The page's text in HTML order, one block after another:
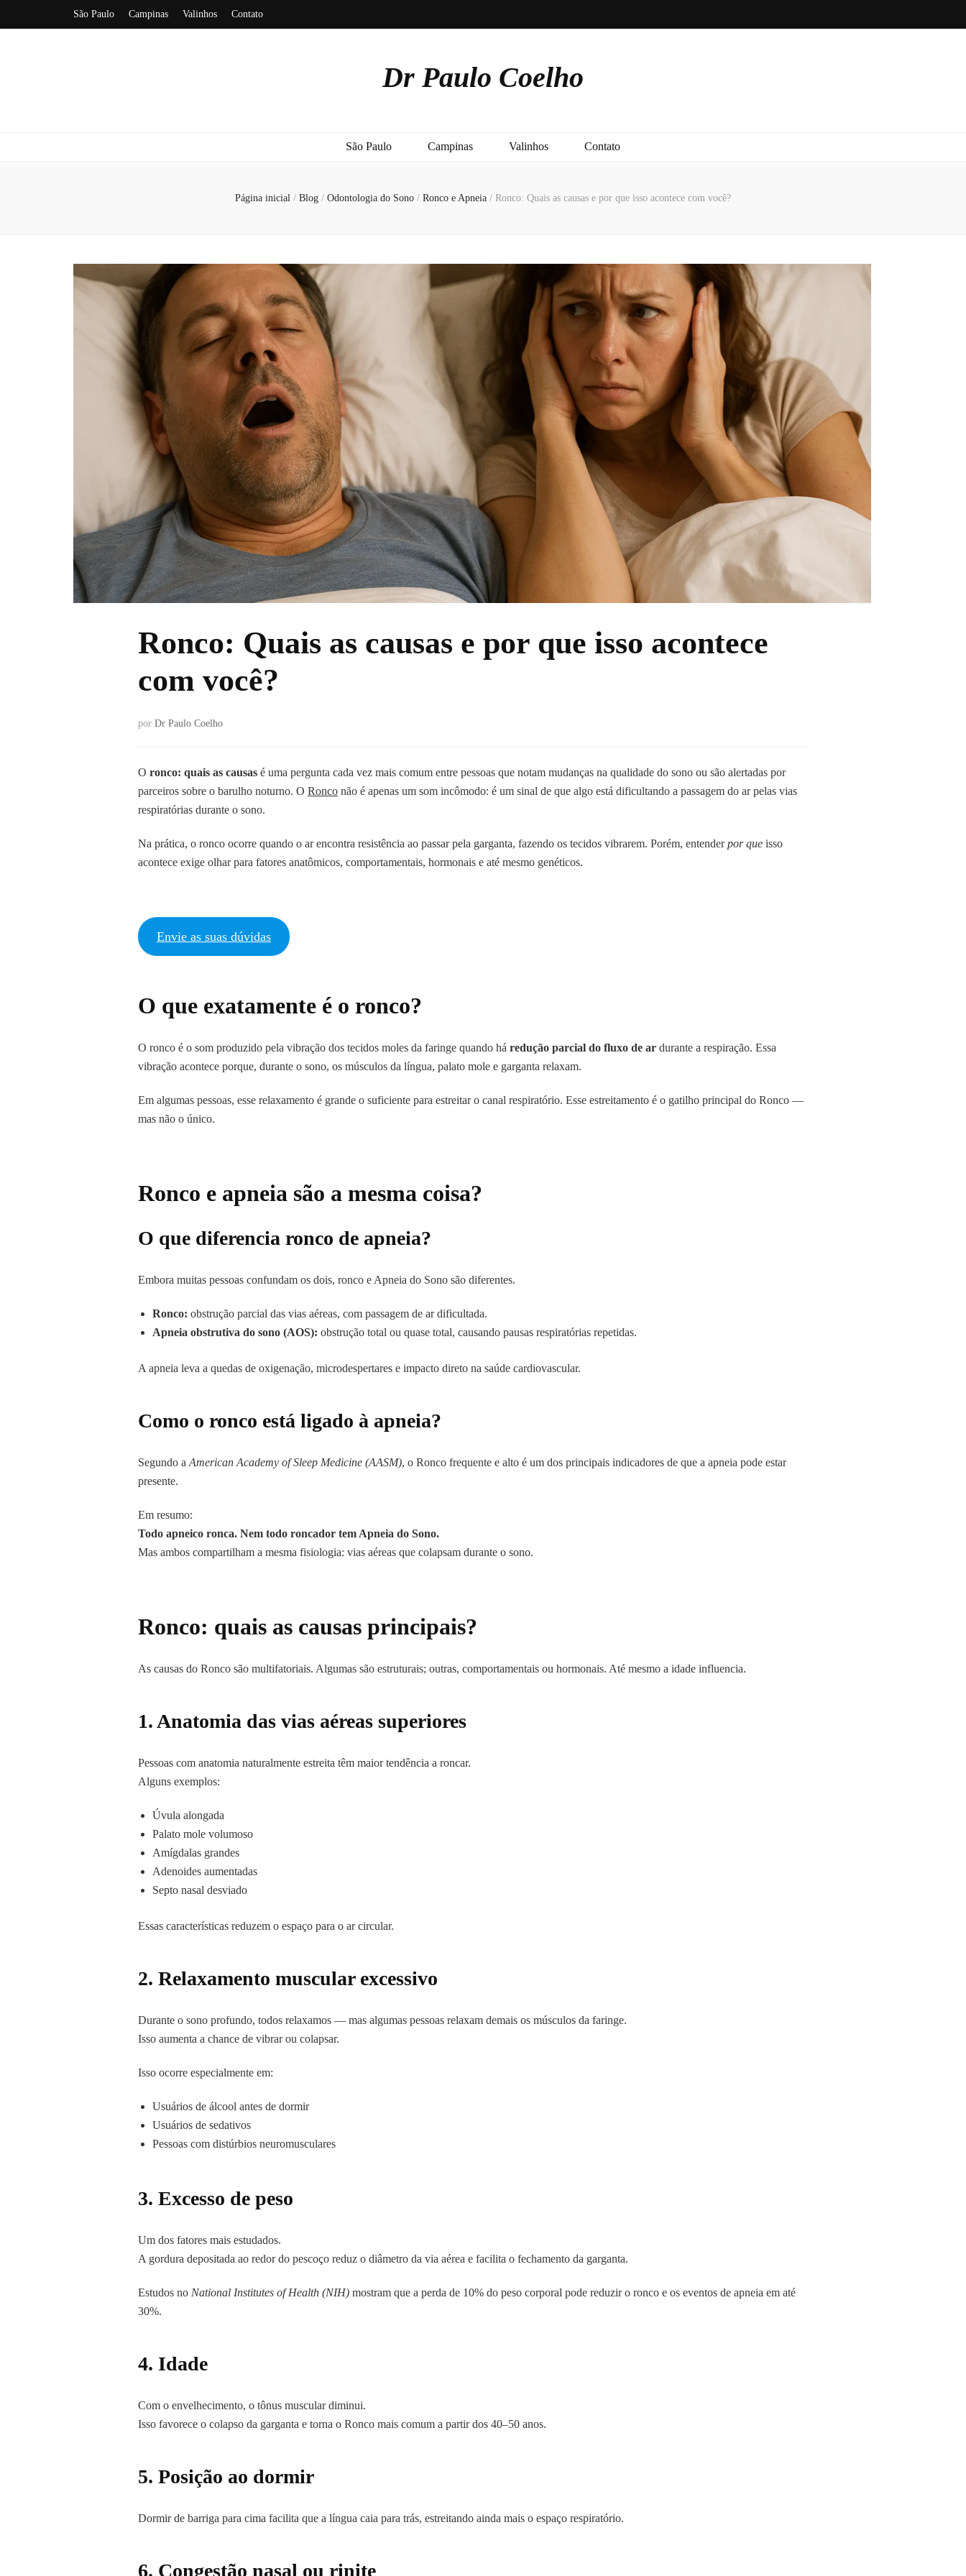
São Paulo Campinas Valinhos Contato
Dr Paulo Coelho
São Paulo Campinas Valinhos Contato
Página inicial / Blog / Odontologia do Sono / Ronco e Apneia / Ronco: Quais as causas e por que isso acontece com você?
Ronco: Quais as causas e por que isso acontece
com você?
por Dr Paulo Coelho
O ronco: quais as causas é uma pergunta cada vez mais comum entre pessoas que notam mudanças na qualidade do sono ou são alertadas por
parceiros sobre o barulho noturno. O Ronco não é apenas um som incômodo: é um sinal de que algo está dificultando a passagem do ar pelas vias
respiratórias durante o sono.
Na prática, o ronco ocorre quando o ar encontra resistência ao passar pela garganta, fazendo os tecidos vibrarem. Porém, entenderpor que isso
acontece exige olhar para fatores anatômicos, comportamentais, hormonais e até mesmo genéticos.
Envie as suas dúvidas
O que exatamente é o ronco?
O ronco é o som produzido pela vibração dos tecidos moles da faringe quando há redução parcial do fluxo de ar durante a respiração. Essa
vibração acontece porque, durante o sono, os músculos da língua, palato mole e garganta relaxam.
Em algumas pessoas, esse relaxamento é grande o suficiente para estreitar o canal respiratório. Esse estreitamento é o gatilho principal do Ronco —
mas não o único.
Ronco e apneia são a mesma coisa?
O que diferencia ronco de apneia?
Embora muitas pessoas confundam os dois, ronco e Apneia do Sono são diferentes.
Ronco: obstrução parcial das vias aéreas, com passagem de ar dificultada.
Apneia obstrutiva do sono (AOS): obstrução total ou quase total, causando pausas respiratórias repetidas.
A apneia leva a quedas de oxigenação, microdespertares e impacto direto na saúde cardiovascular.
Como o ronco está ligado à apneia?
Segundo aAmerican Academy of Sleep Medicine (AASM), o Ronco frequente e alto é um dos principais indicadores de que a apneia pode estar
presente.
Em resumo:
Todo apneico ronca. Nem todo roncador tem Apneia do Sono.
Mas ambos compartilham a mesma fisiologia: vias aéreas que colapsam durante o sono.
Ronco: quais as causas principais?
As causas do Ronco são multifatoriais. Algumas são estruturais; outras, comportamentais ou hormonais. Até mesmo a idade influencia.
1. Anatomia das vias aéreas superiores
Pessoas com anatomia naturalmente estreita têm maior tendência a roncar.
Alguns exemplos:
Úvula alongada
Palato mole volumoso
Amígdalas grandes
Adenoides aumentadas
Septo nasal desviado
Essas características reduzem o espaço para o ar circular.
2. Relaxamento muscular excessivo
Durante o sono profundo, todos relaxamos — mas algumas pessoas relaxam demais os músculos da faringe.
Isso aumenta a chance de vibrar ou colapsar.
Isso ocorre especialmente em:
Usuários de álcool antes de dormir
Usuários de sedativos
Pessoas com distúrbios neuromusculares
3. Excesso de peso
Um dos fatores mais estudados.
A gordura depositada ao redor do pescoço reduz o diâmetro da via aérea e facilita o fechamento da garganta.
Estudos no National Institutes of Health (NIH) mostram que a perda de 10% do peso corporal pode reduzir o ronco e os eventos de apneia em até
30%.
4. Idade
Com o envelhecimento, o tônus muscular diminui.
Isso favorece o colapso da garganta e torna o Ronco mais comum a partir dos 40–50 anos.
5. Posição ao dormir
Dormir de barriga para cima facilita que a língua caia para trás, estreitando ainda mais o espaço respiratório.
6. Congestão nasal ou rinite